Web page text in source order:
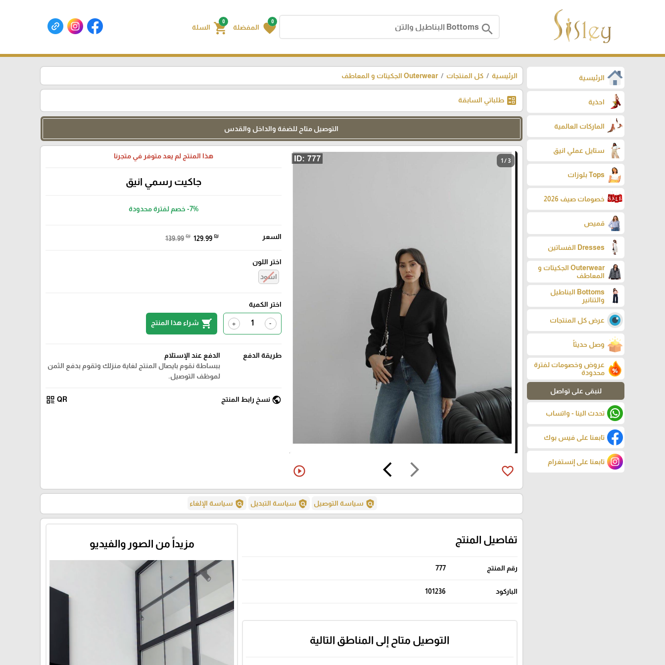
search
0
favorite المفضلة
0
shopping_cart السلة
الرئيسية
احذية
الماركات العالمية
ستايل عملي انيق
Tops بلوزات
خصومات صيف 2026
قميص
Dresses الفساتين
Outerwear الجكيتات و
المعاطف
Bottoms البناطيل
والتنانير
عرض كل المنتجات
وصل حديثاً
عروض وخصومات لفترة
محدودة
لنبقى على تواصل
تحدث الينا - واتساب
تابعنا على فيس بوك
تابعنا على إنستغرام
الرئيسية كل المنتجات Outerwear الجكيتات و المعاطف
ballot طلباتي السابقة
التوصيل متاح للضفة والداخل والقدس
1 / 3
arrow_forward_ios
arrow_back_ios favorite_border
play_circle_outline
هذا المنتج لم يعد متوفر في متجرنا
جاكيت رسمي انيق
-7% خصم لفترة محدودة
السعر 139.99 ₪ 129.99 ₪
اختر اللون
اسود
اختر الكمية
-
+
shopping_cart شراء هذا المنتج
طريقة الدفع
الدفع عند الإستلام
ببساطة نقوم بايصال المنتج لغاية منزلك وتقوم بدفع الثمن
لموظف التوصيل.
public نسخ رابط المنتج QR
qr_code
policy سياسة التوصيل policy سياسة التبديل policy سياسة الإلغاء
تفاصيل المنتج
رقم المنتج 777
الباركود 101236
التوصيل متاح إلى المناطق التالية
مزيداً من الصور والفيديو